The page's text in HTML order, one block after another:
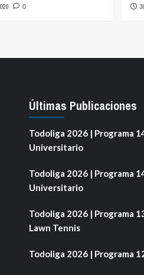
0
Últimas Publicaciones
Todoliga 2026 | Programa
Universitario
Todoliga 2026 | Programa
Universitario
Todoliga 2026 | Programa
Lawn Tennis
Todoliga 2026 | Programa